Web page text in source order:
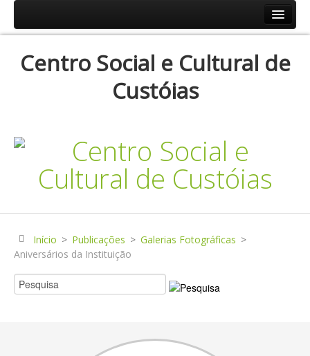
Resp.Sociais
Centro de Convívio
Serviço de Apoio Domiciliário
Agenda
Historial
Publicações
Notícias
Galerias Fotográficas
Centro Social e Cultural de
Custóias
Início > Publicações > Galerias Fotográficas >
Aniversários da Instituição